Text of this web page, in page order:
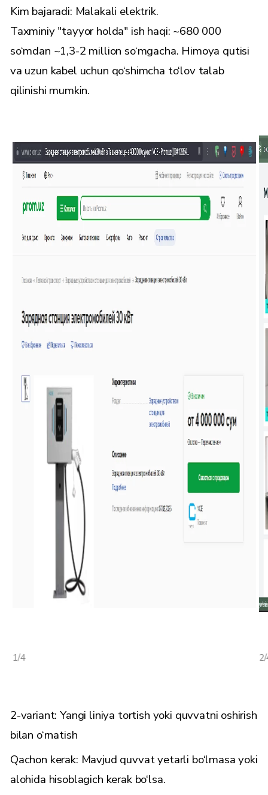
Kim bajaradi: Malakali elektrik.
Taxminiy "tayyor holda" ish haqi: ~680 000
so‘mdan ~1,3-2 million so‘mgacha. Himoya qutisi
va uzun kabel uchun qo‘shimcha to‘lov talab
qilinishi mumkin.
1/4
2-variant: Yangi liniya tortish yoki quvvatni oshirish
bilan o‘rnatish
Qachon kerak: Mavjud quvvat yetarli bo‘lmasa yoki
alohida hisoblagich kerak bo‘lsa.